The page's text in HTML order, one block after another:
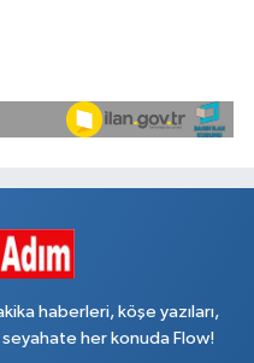
haberleri, köşe yazıları,
her konuda Flow!